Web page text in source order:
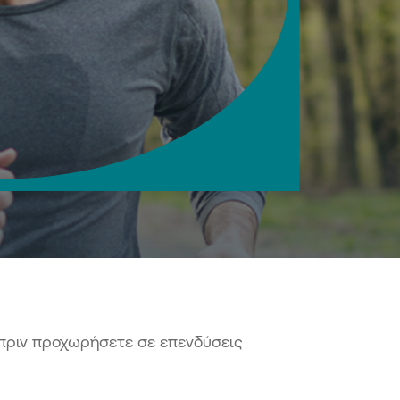
συναλλαγών
notifications
κωδικών Digital Banking
μέσω Digital Banking
συναλλαγών Digital Banking
διαχείριση ρυθμίσεων καρτών
παράγοντας
συναλλαγών (3FA)
ανταλλαγή και υπογραφή
προχωρήσετε σε επενδύσεις